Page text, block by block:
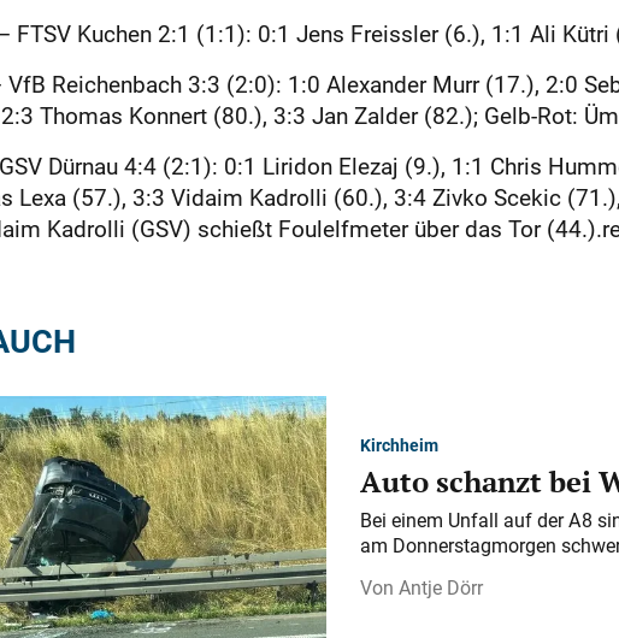
FTSV Kuchen 2:1 (1:1): 0:1 Jens Freissler (6.), 1:1 Ali
VfB Reichenbach 3:3 (2:0): 1:0 Alexander Murr (17.), 2:0
Thomas Konnert (80.), 3:3 Jan Zalder (82.); Gelb-Rot:
Dürnau 4:4 (2:1): 0:1 Liridon Elezaj (9.), 1:1 Chris
Lexa (57.), 3:3 Vidaim Kadrolli (60.), 3:4 Zivko Scekic
Kadrolli (GSV) schießt Foul­elfmeter über das Tor
Kirchheim
Auto schanzt bei
Bei einem Unfall auf der A 8
am Donnerstagmorgen
Antje Dörr